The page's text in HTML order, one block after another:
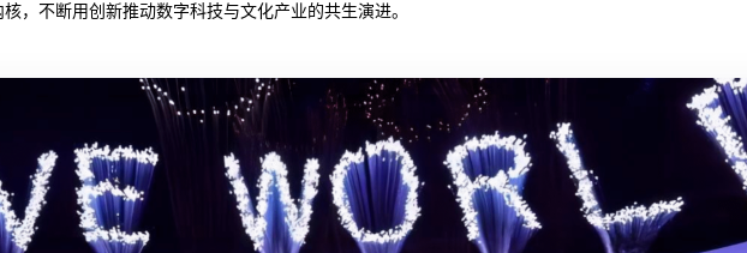
，不断用创新推动数字科技与文化产业的共生演进。